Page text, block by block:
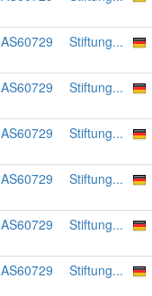
AS60729 Stiftung...
AS60729 Stiftung...
AS60729 Stiftung...
AS60729 Stiftung...
AS60729 Stiftung...
AS60729 Stiftung...